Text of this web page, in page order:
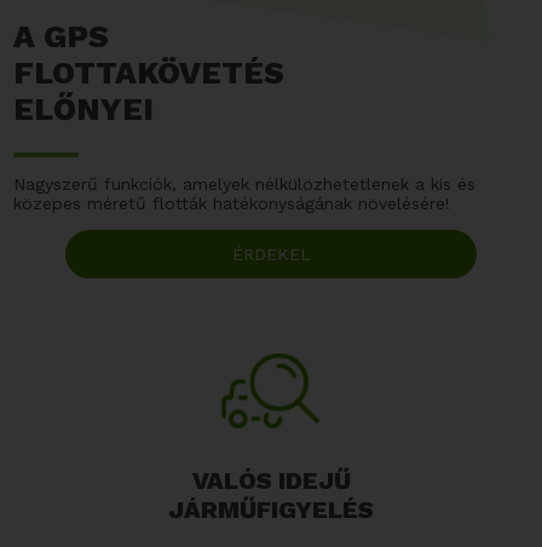
A GPS
FLOTTAKÖVETÉS
ELŐNYEI
Nagyszerű funkciók, amelyek nélkülözhetetlenek a kis és
közepes méretű flották hatékonyságának növelésére!
ÉRDEKEL
VALÓS IDEJŰ
JÁRMŰFIGYELÉS